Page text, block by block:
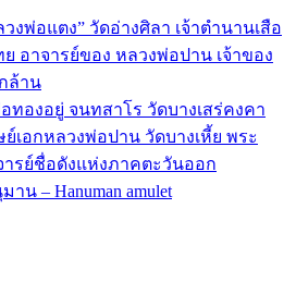
วงพ่อแตง” วัดอ่างศิลา เจ้าตำนานเสือ
ย อาจารย์ของ หลวงพ่อปาน เจ้าของ
ล้าน
ทองอยู่ จนทสาโร วัดบางเสร่คงคา
ย์เอกหลวงพ่อปาน วัดบางเหี้ย พระ
ารย์ชื่อดังแห่งภาคตะวันออก
าน – Hanuman amulet